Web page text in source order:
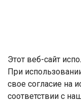
Этот веб-сайт
При
свое согласие на
соответствии с